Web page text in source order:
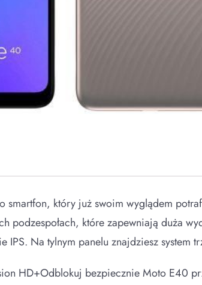
smartfon, który już swoim wyglądem
podzespołach, które zapewniają duża
IPS. Na tylnym panelu znajdziesz
HD+Odblokuj bezpiecznie Moto E40